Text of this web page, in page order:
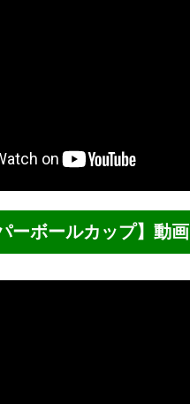
ーボールカップ】動画